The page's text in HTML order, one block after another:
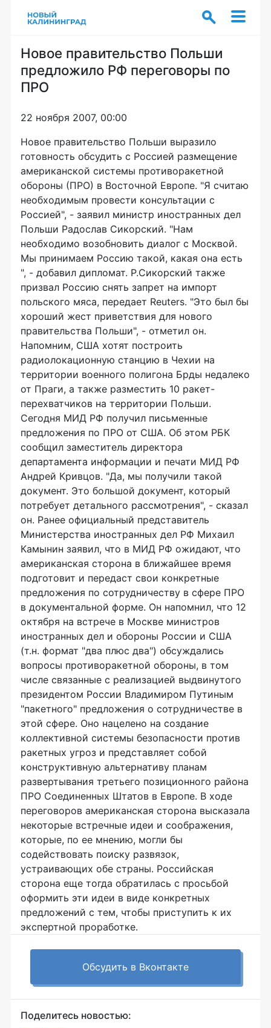
Новое правительство Польши
предложило РФ переговоры по
ПРО
22 ноября 2007, 00:00
Новое правительство Польши выразило
готовность обсудить с Россией размещение
американской системы противоракетной
обороны (ПРО) в Восточной Европе. "Я считаю
необходимым провести консультации с
Россией", - заявил министр иностранных дел
Польши Радослав Сикорский. "Нам
необходимо возобновить диалог с Москвой.
Мы принимаем Россию такой, какая она есть
", - добавил дипломат. Р.Сикорский также
призвал Россию снять запрет на импорт
польского мяса, передает Reuters. "Это был бы
хороший жест приветствия для нового
правительства Польши", - отметил он.
Напомним, США хотят построить
радиолокационную станцию в Чехии на
территории военного полигона Брды недалеко
от Праги, а также разместить 10 ракет-
перехватчиков на территории Польши.
Сегодня МИД РФ получил письменные
предложения по ПРО от США. Об этом РБК
сообщил заместитель директора
департамента информации и печати МИД РФ
Андрей Кривцов. "Да, мы получили такой
документ. Это большой документ, который
потребует детального рассмотрения", - сказал
он. Ранее официальный представитель
Министерства иностранных дел РФ Михаил
Камынин заявил, что в МИД РФ ожидают, что
американская сторона в ближайшее время
подготовит и передаст свои конкретные
предложения по сотрудничеству в сфере ПРО
в документальной форме. Он напомнил, что 12
октября на встрече в Москве министров
иностранных дел и обороны России и США
(т.н. формат "два плюс два") обсуждались
вопросы противоракетной обороны, в том
числе связанные с реализацией выдвинутого
президентом России Владимиром Путиным
"пакетного" предложения о сотрудничестве в
этой сфере. Оно нацелено на создание
коллективной системы безопасности против
ракетных угроз и представляет собой
конструктивную альтернативу планам
развертывания третьего позиционного района
ПРО Соединенных Штатов в Европе. В ходе
переговоров американская сторона высказала
некоторые встречные идеи и соображения,
которые, по ее мнению, могли бы
содействовать поиску развязок,
устраивающих обе страны. Российская
сторона еще тогда обратилась с просьбой
оформить эти идеи в виде конкретных
предложений с тем, чтобы приступить к их
экспертной проработке.
Обсудить в Вконтакте
Поделитесь новостью: